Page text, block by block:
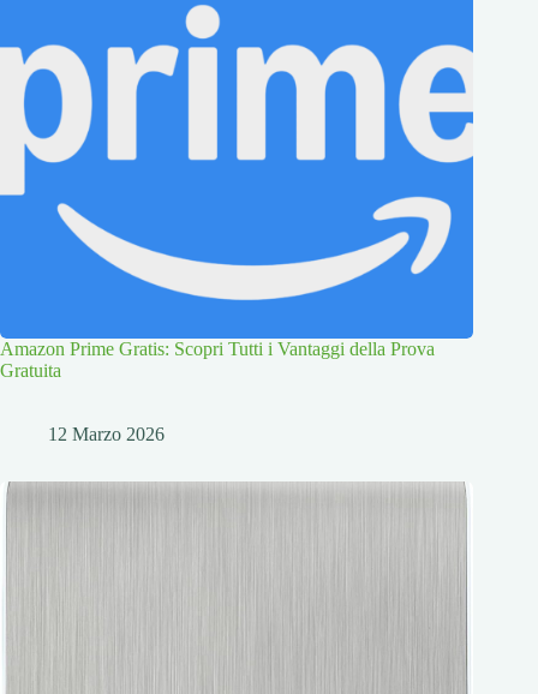
Amazon Prime Gratis: Scopri Tutti i Vantaggi della Prova
Gratuita
12 Marzo 2026